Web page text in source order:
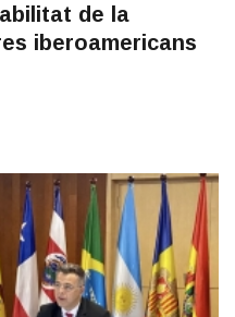
de la
iberoamericans